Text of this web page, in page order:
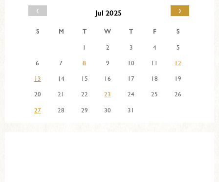
‹ Jul 2025 ›
S M T W T F
S
1
2 3 4
5
6
7 8 9 10 11
12
13
14 15 16 17 18
19
20
21 22 23 24 25
26
27
28 29 30 31